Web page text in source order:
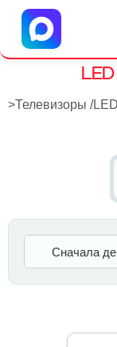
>Телевизоры /